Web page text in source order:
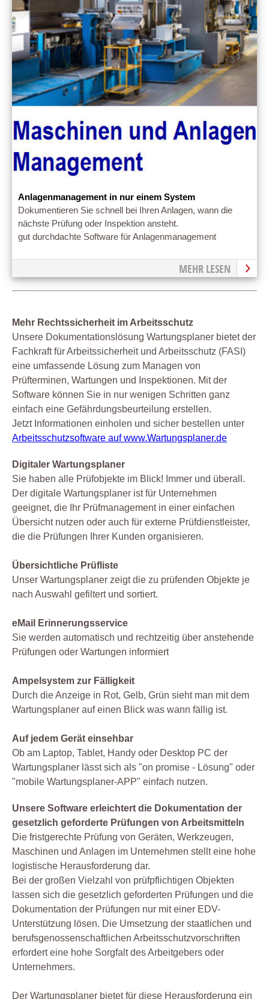
Anlagenmanagement in nur einem System
Dokumentieren Sie schnell bei Ihren Anlagen, wann die
nächste Prüfung oder Inspektion ansteht.
gut durchdachte Software für Anlagenmanagement
MEHR LESEN
Mehr Rechtssicherheit im Arbeitsschutz
Unsere Dokumentationslösung Wartungsplaner bietet der
Fachkraft für Arbeitssicherheit und Arbeitsschutz (FASI)
eine umfassende Lösung zum Managen von
Prüfterminen, Wartungen und Inspektionen. Mit der
Software können Sie in nur wenigen Schritten ganz
einfach eine Gefährdungsbeurteilung erstellen.
Jetzt Informationen einholen und sicher bestellen unter
Arbeitsschutzsoftware auf www.Wartungsplaner.de
Digitaler Wartungsplaner
Sie haben alle Prüfobjekte im Blick! Immer und überall.
Der digitale Wartungsplaner ist für Unternehmen
geeignet, die Ihr Prüfmanagement in einer einfachen
Übersicht nutzen oder auch für externe Prüfdienstleister,
die die Prüfungen Ihrer Kunden organisieren.
Übersichtliche Prüfliste
Unser Wartungsplaner zeigt die zu prüfenden Objekte je
nach Auswahl gefiltert und sortiert.
eMail Erinnerungsservice
Sie werden automatisch und rechtzeitig über anstehende
Prüfungen oder Wartungen informiert
Ampelsystem zur Fälligkeit
Durch die Anzeige in Rot, Gelb, Grün sieht man mit dem
Wartungsplaner auf einen Blick was wann fällig ist.
Auf jedem Gerät einsehbar
Ob am Laptop, Tablet, Handy oder Desktop PC der
Wartungsplaner lässt sich als "on promise - Lösung" oder
"mobile Wartungsplaner-APP" einfach nutzen.
Unsere Software erleichtert die Dokumentation der
gesetzlich geforderte Prüfungen von Arbeitsmitteln
Die fristgerechte Prüfung von Geräten, Werkzeugen,
Maschinen und Anlagen im Unternehmen stellt eine hohe
logistische Herausforderung dar.
Bei der großen Vielzahl von prüfpflichtigen Objekten
lassen sich die gesetzlich geforderten Prüfungen und die
Dokumentation der Prüfungen nur mit einer EDV-
Unterstützung lösen. Die Umsetzung der staatlichen und
berufsgenossenschaftlichen Arbeitsschutzvorschriften
erfordert eine hohe Sorgfalt des Arbeitgebers oder
Unternehmers.
Der Wartungsplaner bietet für diese Herausforderung ein